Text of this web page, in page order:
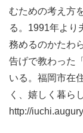
むための考え方
る。1991年より
務めるのかたわ
告げで教わった
いる。福岡市在
く、嬉しく暮ら
http://